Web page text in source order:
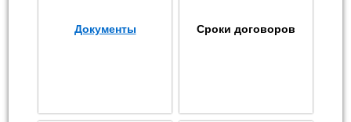
Документы Сроки договоров